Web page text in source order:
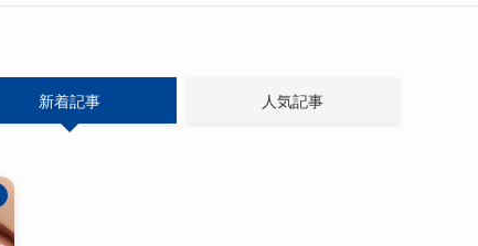
新着記事 人気記事